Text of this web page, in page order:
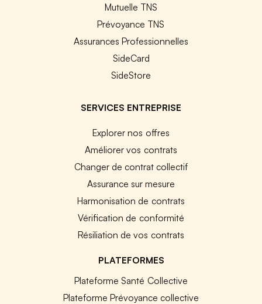
Mutuelle TNS
Prévoyance TNS
Assurances Professionnelles
SideCard
SideStore
SERVICES ENTREPRISE
Explorer nos offres
Améliorer vos contrats
Changer de contrat collectif
Assurance sur mesure
Harmonisation de contrats
Vérification de conformité
Résiliation de vos contrats
PLATEFORMES
Plateforme Santé Collective
Plateforme Prévoyance collective